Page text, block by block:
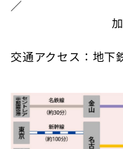
／
加藤記念講
交通アクセス：地下